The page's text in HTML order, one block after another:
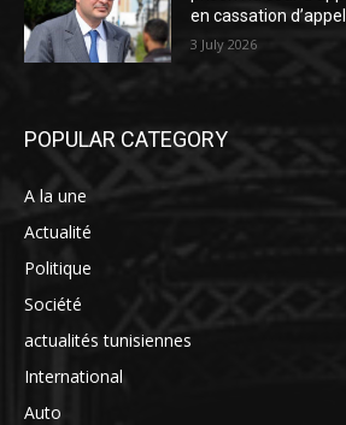
en cassation
3 July 2026
POPULAR CATEGORY
A la une
Actualité
Politique
Société
actualités tunisiennes
International
Auto